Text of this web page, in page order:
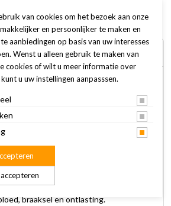
bevat enzymen die urine aanpakken
De reiniger verwijdert (hardnekkige)
ze opgedroogd zijn. Zo kom je van de
en zal het konijnenhok of de
het voorkomen van
enzymen in CSI Urine breken niet
ook andere organische
braaksel en ontlasting.
van cookies om het bezoek aan onze
en persoonlijker te maken en
aanbiedingen op basis van uw interesses
Wenst u alleen gebruik te maken van
cookies of wilt u meer informatie over
u uw instellingen aanpasssen.